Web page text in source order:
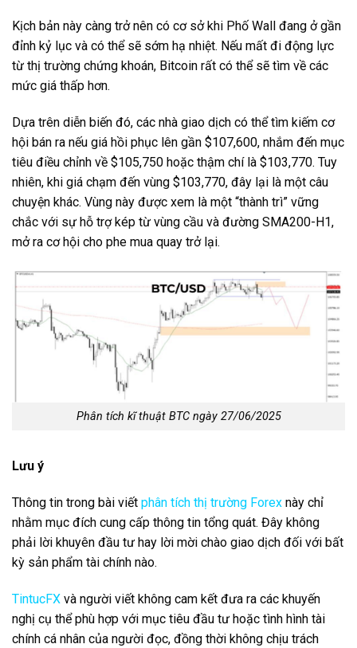
Kịch bản này càng trở nên có cơ sở khi Phố Wall đang ở gần
đỉnh kỷ lục và có thể sẽ sớm hạ nhiệt. Nếu mất đi động lực
từ thị trường chứng khoán, Bitcoin rất có thể sẽ tìm về các
mức giá thấp hơn.
Dựa trên diễn biến đó, các nhà giao dịch có thể tìm kiếm cơ
hội bán ra nếu giá hồi phục lên gần $107,600, nhắm đến mục
tiêu điều chỉnh về $105,750 hoặc thậm chí là $103,770. Tuy
nhiên, khi giá chạm đến vùng $103,770, đây lại là một câu
chuyện khác. Vùng này được xem là một “thành trì” vững
chắc với sự hỗ trợ kép từ vùng cầu và đường SMA200-H1,
mở ra cơ hội cho phe mua quay trở lại.
Phân tích kĩ thuật BTC ngày 27/06/2025
Lưu ý
Thông tin trong bài viết phân tích thị trường Forex này chỉ
nhằm mục đích cung cấp thông tin tổng quát. Đây không
phải lời khuyên đầu tư hay lời mời chào giao dịch đối với bất
kỳ sản phẩm tài chính nào.
TintucFX và người viết không cam kết đưa ra các khuyến
nghị cụ thể phù hợp với mục tiêu đầu tư hoặc tình hình tài
chính cá nhân của người đọc, đồng thời không chịu trách